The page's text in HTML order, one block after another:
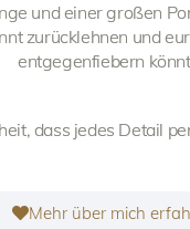
und einer großen
zurücklehnen und
entgegenfiebern
dass jedes Detail
Mehr über mich